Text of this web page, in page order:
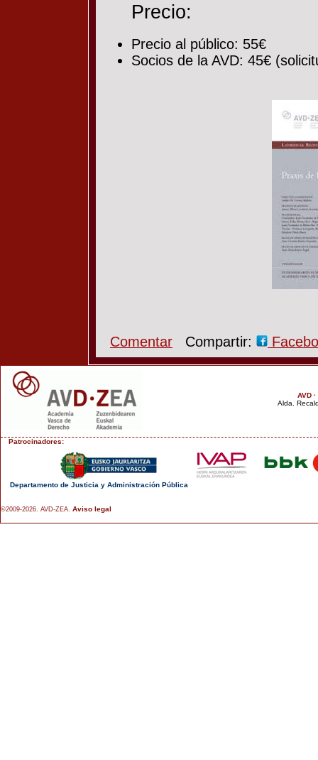
Precio:
Precio al público: 55€
Socios de la AVD: 45€
Comentar Compartir:
AVD
Alda.
Patrocinadores:
Departamento de Justicia y Administración Pública
©2009-2026. AVD-ZEA. Aviso legal